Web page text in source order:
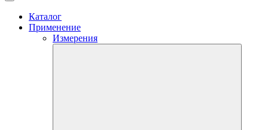
Каталог
Применение
Измерения